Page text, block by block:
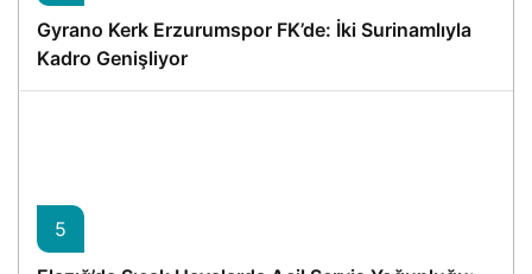
Gyrano Kerk Erzurumspor FK’de: İki Surinamlıyla
Kadro Genişliyor
5